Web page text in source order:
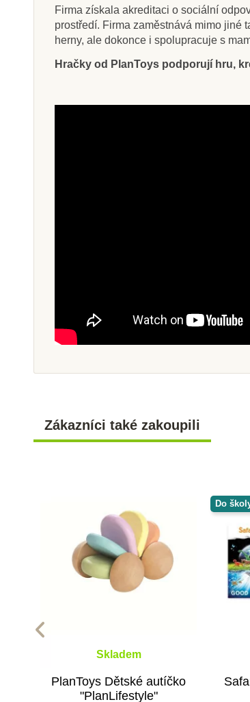
Firma získala akreditaci o sociální
prostředí. Firma zaměstnává mimo jiné
herny, ale dokonce i spolupracuje s
Hračky od PlanToys podporují hru,
Zákazníci také zakoupili
Skladem
PlanToys Dětské autíčko
"PlanLifestyle"
Do